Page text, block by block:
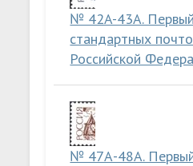
№ 42A-43A.
стандартных
Российской
№ 47А-48А.